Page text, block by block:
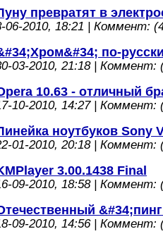
превратят в
06-2010, 18:21 | Коммент:
по-
03-2010, 21:18 | Коммент:
10.63 - отличный
10-2010, 14:27 | Коммент:
ноутбуков Sony
01-2010, 20:18 | Коммент:
3.00.1438 Final
09-2010, 18:58 | Коммент:
09-2010, 14:56 | Коммент: